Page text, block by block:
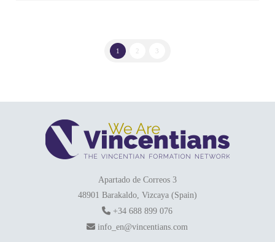
1 3
Apartado de Correos 3
48901 Barakaldo, Vizcaya (Spain)
+34 688 899 076
info_en@vincentians.com